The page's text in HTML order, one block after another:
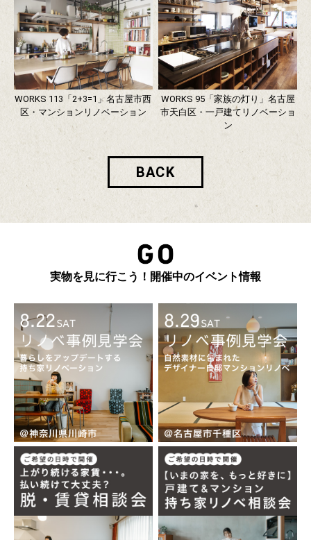
WORKS 113「2+3=1」名古屋市西
区・マンションリノベーション
WORKS 95「家族の灯り」名古屋
市天白区・一戸建てリノベーショ
ン
BACK
実物を見に行こう！開催中のイベント情報